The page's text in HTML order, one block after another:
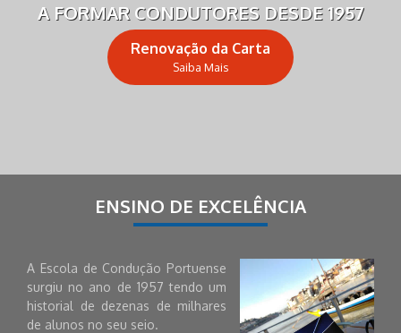
A FORMAR CONDUTORES DESDE 1957
Renovação da Carta
Saiba Mais
ENSINO DE EXCELÊNCIA
A Escola de Condução Portuense
surgiu no ano de 1957 tendo um
historial de dezenas de milhares
de alunos no seu seio.